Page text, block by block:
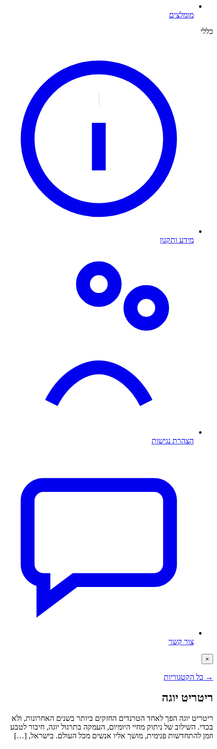
מומלצים
כללי
מידע ותקנון
הצהרת נגישות
צור קשר
×
→ כל הקטגוריות
ריטריט יוגה
ריטריט יוגה הפך לאחד הטרנדים החזקים ביותר בשנים האחרונות, ולא
בכדי. השילוב של ניתוק מחיי היומיום, העמקה בתרגול יוגה, חיבור לטבע
וזמן להתחדשות פנימית, מושך אליו אנשים מכל העולם. בישראל, […]